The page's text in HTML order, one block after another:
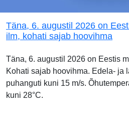
Täna, 6. augustil 2026 on
ilm, kohati sajab hoovihma
Täna, 6. augustil 2026 on Eestis
Kohati sajab hoovihma. Edela- ja
puhanguti kuni 15 m/s.
kuni 28°C.